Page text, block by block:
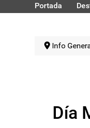
Portada
Info
Día